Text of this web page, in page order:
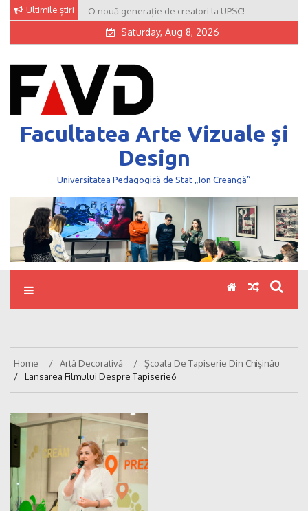
Skip
content
Ultimile știri O nouă generație de creatori la UPSC!
Saturday, Aug 8, 2026
Facultatea Arte Vizuale și
Design
Universitatea Pedagogică de Stat „Ion Creangă”
Home Artă Decorativă
Școala De Tapiserie Din Chișinău
Lansarea Filmului Despre Tapiserie6